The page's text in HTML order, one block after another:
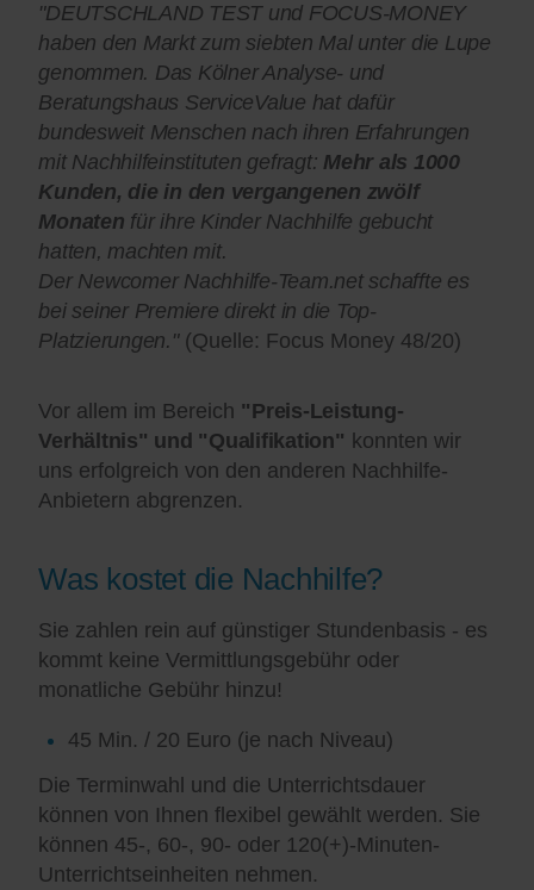
"DEUTSCHLAND TEST und FOCUS-MONEY
haben den Markt zum siebten Mal unter die Lupe
genommen. Das Kölner Analyse- und
Beratungshaus ServiceValue hat dafür
bundesweit Menschen nach ihren Erfahrungen
mit Nachhilfeinstituten gefragt: Mehr als 1000
Kunden, die in den vergangenen zwölf
Monaten für ihre Kinder Nachhilfe gebucht
hatten, machten mit.
Der Newcomer Nachhilfe-Team.net schaffte es
bei seiner Premiere direkt in die Top-
Platzierungen."(Quelle: Focus Money 48/20)
Vor allem im Bereich "Preis-Leistung-
Verhältnis" und "Qualifikation" konnten wir
uns erfolgreich von den anderen Nachhilfe-
Anbietern abgrenzen.
Was kostet die Nachhilfe?
Sie zahlen rein auf günstiger Stundenbasis - es
kommt keine Vermittlungsgebühr oder
monatliche Gebühr hinzu!
45 Min. / 20 Euro (je nach Niveau)
Die Terminwahl und die Unterrichtsdauer
können von Ihnen flexibel gewählt werden. Sie
können 45-, 60-, 90- oder 120(+)-Minuten-
Unterrichtseinheiten nehmen.